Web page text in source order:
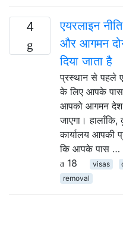
4
एयरलाइन
और आगमन
दिया जाता है
प्रस्थान से पहले
के लिए आपके
आपको आगमन देश
जाएगा।
कार्यालय आपकी
कि आपके पास …
18
visas
removal